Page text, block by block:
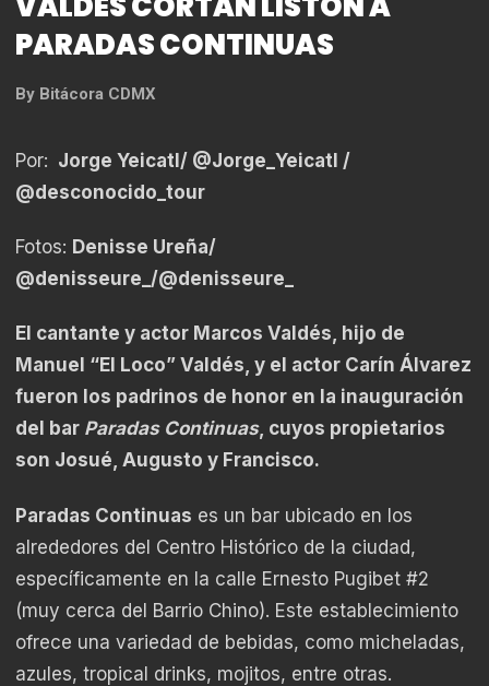
PARADAS CONTINUAS
By Bitácora CDMX
Por: Jorge Yeicatl/ @Jorge_Yeicatl /
@desconocido_tour
Fotos: Denisse Ureña/
@denisseure_ /@denisseure_
El cantante y actor Marcos Valdés, hijo de
Manuel “El Loco” Valdés, y el actor Carín Álvarez
fueron los padrinos de honor en la inauguración
del bar Paradas Continuas, cuyos propietarios
son Josué, Augusto y Francisco.
Paradas Continuas es un bar ubicado en los
alrededores del Centro Histórico de la ciudad,
específicamente en la calle Ernesto Pugibet #2
(muy cerca del Barrio Chino). Este establecimiento
ofrece una variedad de bebidas, como micheladas,
azules, tropical drinks, mojitos, entre otras.